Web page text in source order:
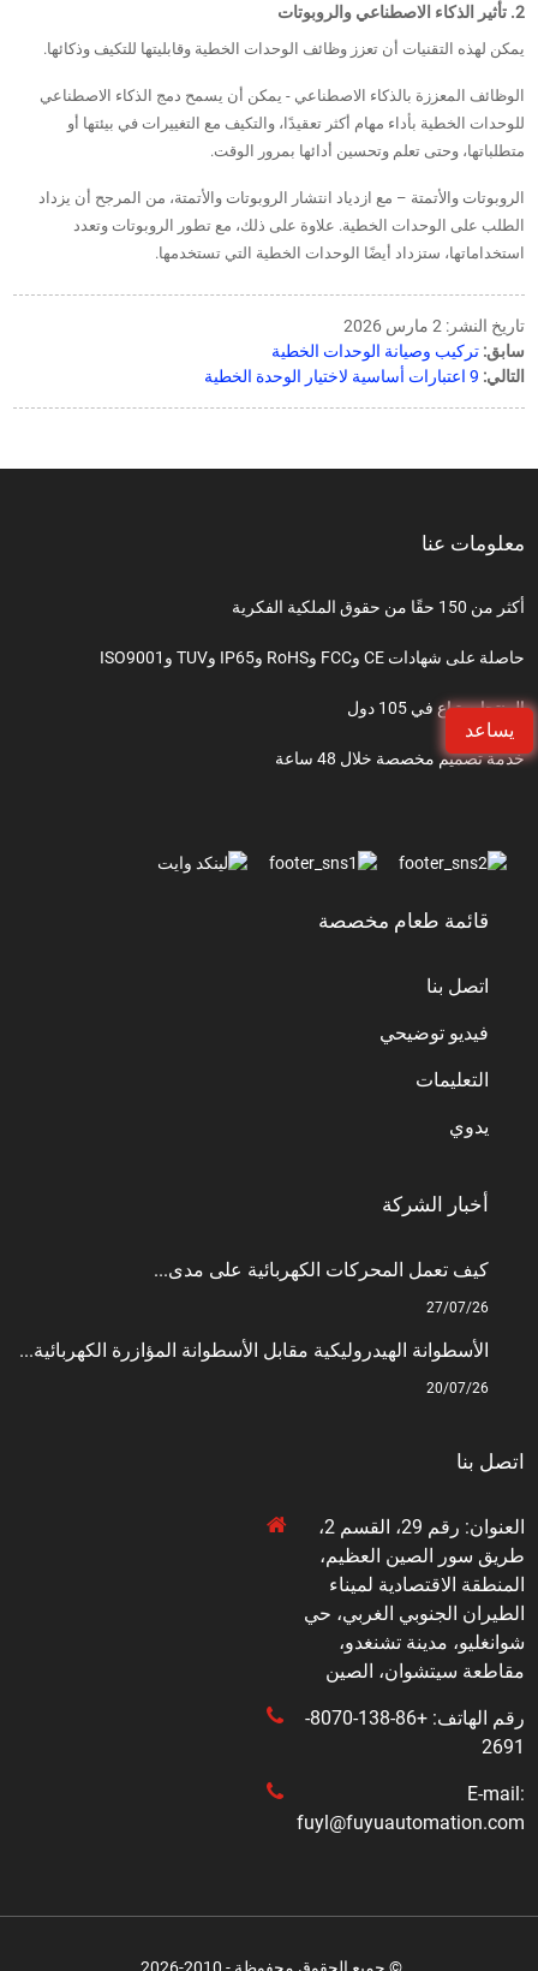
يساعد
2. تأثير الذكاء الاصطناعي والروبوتات
يمكن لهذه التقنيات أن تعزز وظائف الوحدات الخطية وقابليتها للتكيف وذكائها.
الوظائف المعززة بالذكاء الاصطناعي - يمكن أن يسمح دمج الذكاء الاصطناعي
للوحدات الخطية بأداء مهام أكثر تعقيدًا، والتكيف مع التغييرات في بيئتها أو
متطلباتها، وحتى تعلم وتحسين أدائها بمرور الوقت.
الروبوتات والأتمتة – مع ازدياد انتشار الروبوتات والأتمتة، من المرجح أن يزداد
الطلب على الوحدات الخطية. علاوة على ذلك، مع تطور الروبوتات وتعدد
استخداماتها، ستزداد أيضًا الوحدات الخطية التي تستخدمها.
تاريخ النشر: 2 مارس 2026
سابق: تركيب وصيانة الوحدات الخطية
التالي: 9 اعتبارات أساسية لاختيار الوحدة الخطية
معلومات عنا
أكثر من 150 حقًا من حقوق الملكية الفكرية
حاصلة على شهادات CE وFCC وRoHS وIP65 وTUV وISO9001
المنتجات تباع في 105 دول
خدمة تصميم مخصصة خلال 48 ساعة
قائمة طعام مخصصة
اتصل بنا
فيديو توضيحي
التعليمات
يدوي
أخبار الشركة
كيف تعمل المحركات الكهربائية على مدى...
27/07/26
الأسطوانة الهيدروليكية مقابل الأسطوانة المؤازرة الكهربائية...
20/07/26
اتصل بنا
العنوان: رقم 29، القسم 2،
طريق سور الصين العظيم،
المنطقة الاقتصادية لميناء
الطيران الجنوبي الغربي، حي
شوانغليو، مدينة تشنغدو،
مقاطعة سيتشوان، الصين
رقم الهاتف: +86-138-8070-
2691
E-mail:
fuyl@fuyuautomation.com
© جميع الحقوق محفوظة - 2010-2026.